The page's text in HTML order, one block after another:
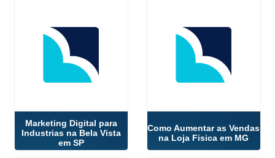
Marketing Digital para
Industrias na Bela Vista
em SP
Como Aumentar as Vendas
na Loja Fisica em MG